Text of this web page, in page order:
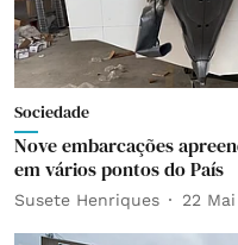
Sociedade
Nove embarcações
em vários pontos do País
Susete Henriques 22